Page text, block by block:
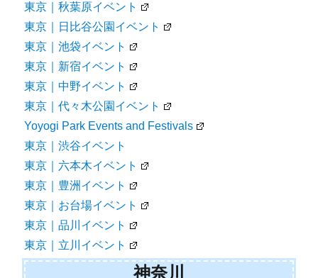
東京｜秋葉原イベント
東京｜日比谷公園イベント
東京｜池袋イベント
東京｜新宿イベント
東京｜中野イベント
東京｜代々木公園イベント
Yoyogi Park Events and Festivals
東京｜渋谷イベント
東京｜六本木イベント
東京｜豊洲イベント
東京｜お台場イベント
東京｜品川イベント
東京｜立川イベント
神奈川